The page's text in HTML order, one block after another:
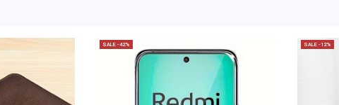
SALE -42% SALE -12%